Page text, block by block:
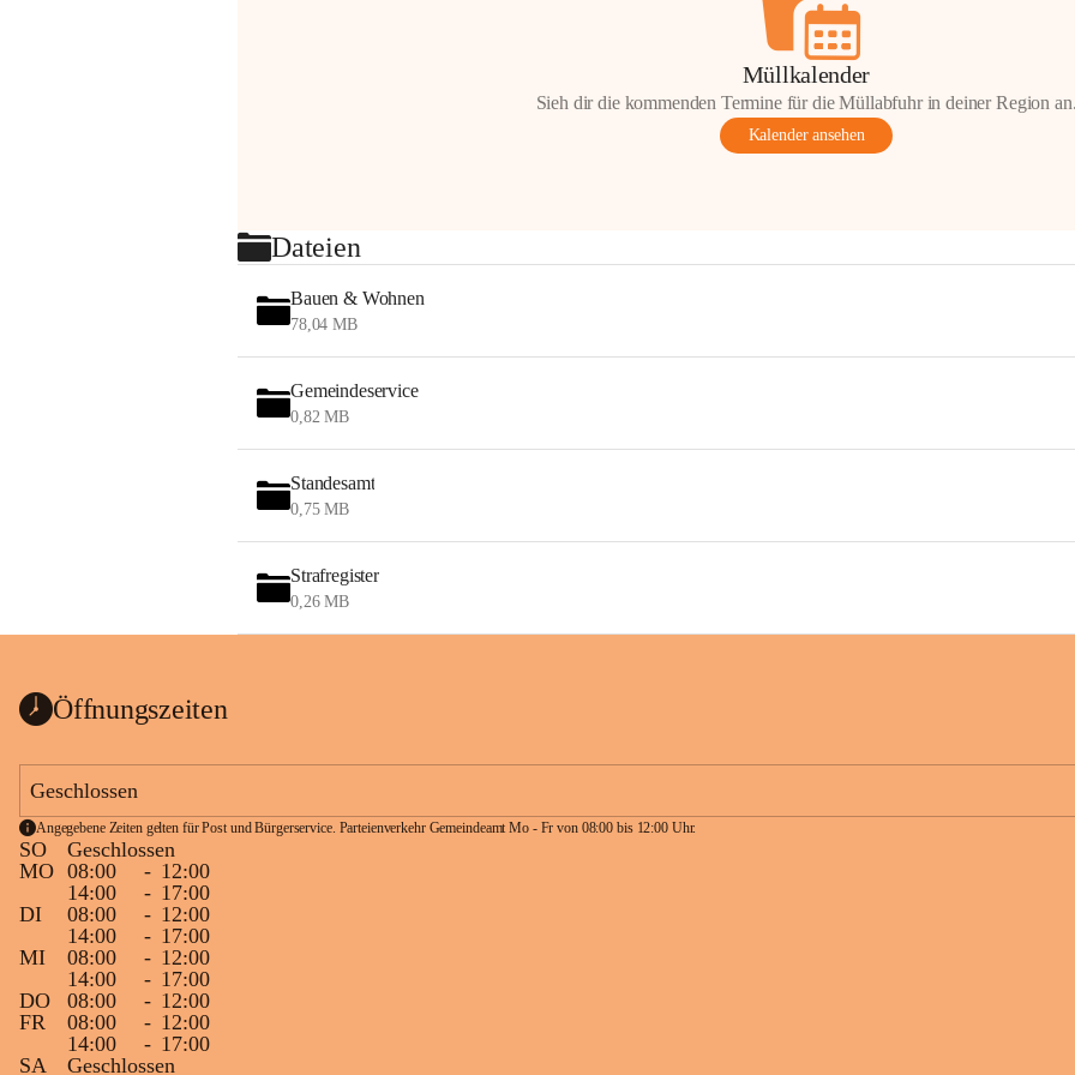
Müllkalender
Sieh dir die kommenden Termine für die Müllabfuhr in deiner Region
Kalender ansehen
Dateien
Bauen & Wohnen
78,04 MB
Gemeindeservice
0,82 MB
Standesamt
0,75 MB
Strafregister
0,26 MB
Öffnungszeiten
Geschlossen
Angegebene Zeiten gelten für Post und Bürgerservice. Parteienverkehr Gemeindeamt Mo - Fr von 08:00 bis 12:00 Uhr.
SO
Geschlossen
MO 08:00 - 12:00
14:00
- 17:00
DI
08:00 - 12:00
14:00
- 17:00
MI
08:00 - 12:00
14:00
- 17:00
DO
08:00 - 12:00
FR
08:00 - 12:00
14:00
- 17:00
SA
Geschlossen